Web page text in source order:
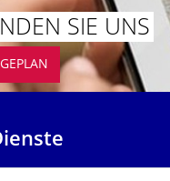
SIE UNS